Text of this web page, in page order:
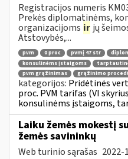
Registracijos numeris
Prekės diplomatinėms,
organizacijoms ir jų
Atstovybės,...
pvm 0 proc pvmį 47 str
konsulinėms įstaigoms
pvm grąžinimas
grąžinimo
kategorijos: Pridėtinės
proc. PVM tarifas (VI
konsulinėms įstaigoms,
Laiku žemės mokestį
žemės savininkų
Web turinio sąrašas 2022-